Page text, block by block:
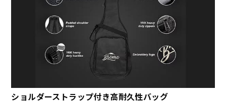
ショルダーストラップ付き高耐久性バッグ